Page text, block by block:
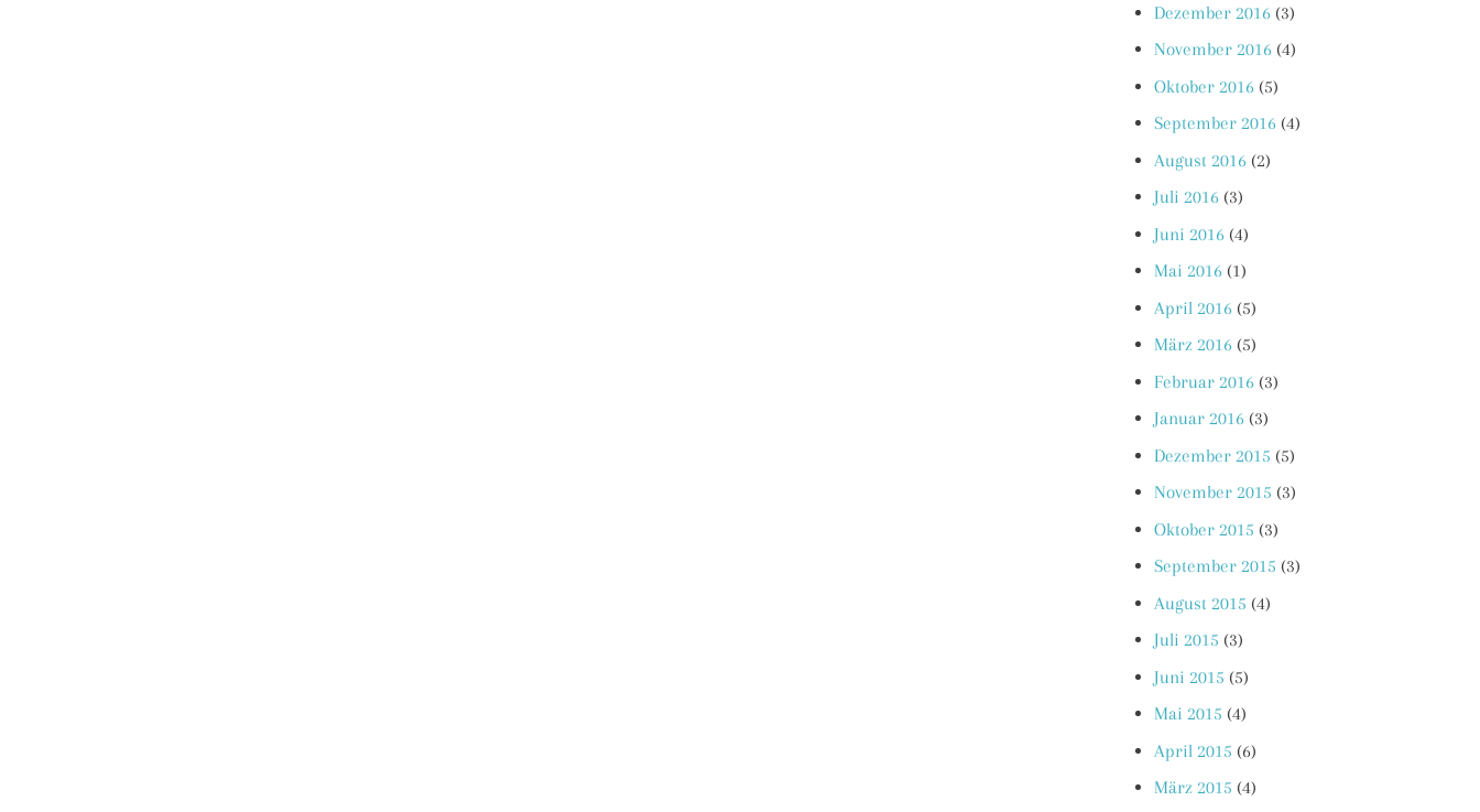
Dezember 2016 (3)
November 2016 (4)
Oktober 2016 (5)
September 2016 (4)
August 2016 (2)
Juli 2016 (3)
Juni 2016 (4)
Mai 2016 (1)
April 2016 (5)
März 2016 (5)
Februar 2016 (3)
Januar 2016 (3)
Dezember 2015 (5)
November 2015 (3)
Oktober 2015 (3)
September 2015 (3)
August 2015 (4)
Juli 2015 (3)
Juni 2015 (5)
Mai 2015 (4)
April 2015 (6)
März 2015 (4)